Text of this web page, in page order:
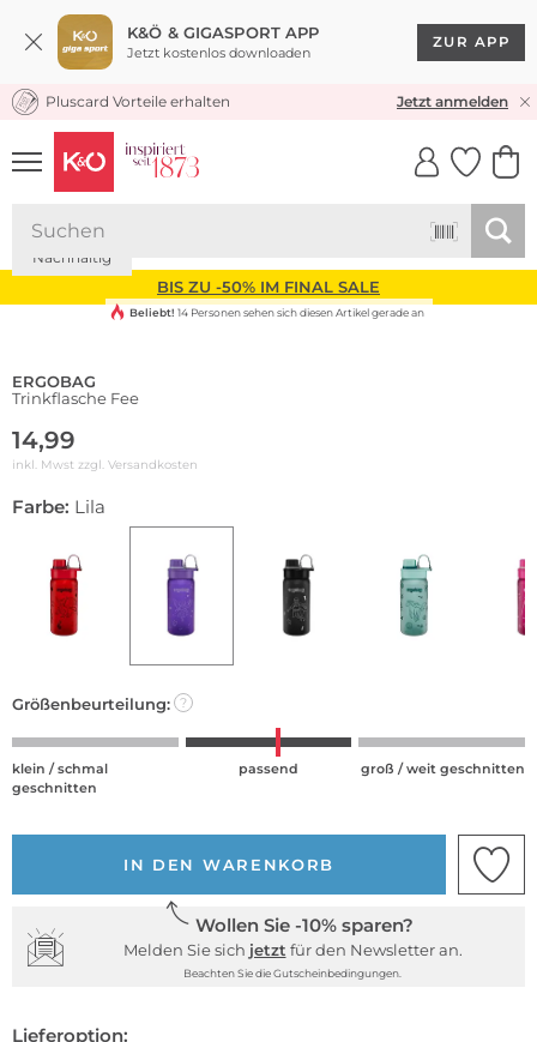
K&Ö & GIGASPORT APP
Jetzt kostenlos downloaden
ZUR APP
KOSTENLOSER VERSAND* & RÜCKVERSAND
Pluscard Vorteile erhalten Jetzt anmelden
UNSERE APP
CLICK &
BIS ZU -50% IM FINAL SALE
Nachhaltig
Beliebt! 14 Personen sehen sich diesen Artikel gerade an
ERGOBAG
Trinkflasche Fee
14,99
inkl. Mwst zzgl. Versandkosten
Farbe: Lila
Größenbeurteilung: ?
klein / schmal
geschnitten
passend groß / weit geschnitten
IN DEN WARENKORB
Wollen Sie -10% sparen?
Melden Sie sich jetzt für den Newsletter an.
Beachten Sie die Gutscheinbedingungen.
Lieferoption: